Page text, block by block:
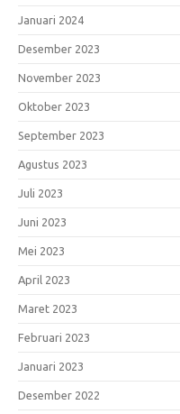
Januari 2024
Desember 2023
November 2023
Oktober 2023
September 2023
Agustus 2023
Juli 2023
Juni 2023
Mei 2023
April 2023
Maret 2023
Februari 2023
Januari 2023
Desember 2022